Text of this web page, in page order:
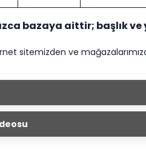
bazaya aittir; başlık
sitemizden ve